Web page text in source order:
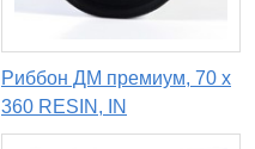
Риббон ДМ премиум, 70 х
360 RESIN, IN